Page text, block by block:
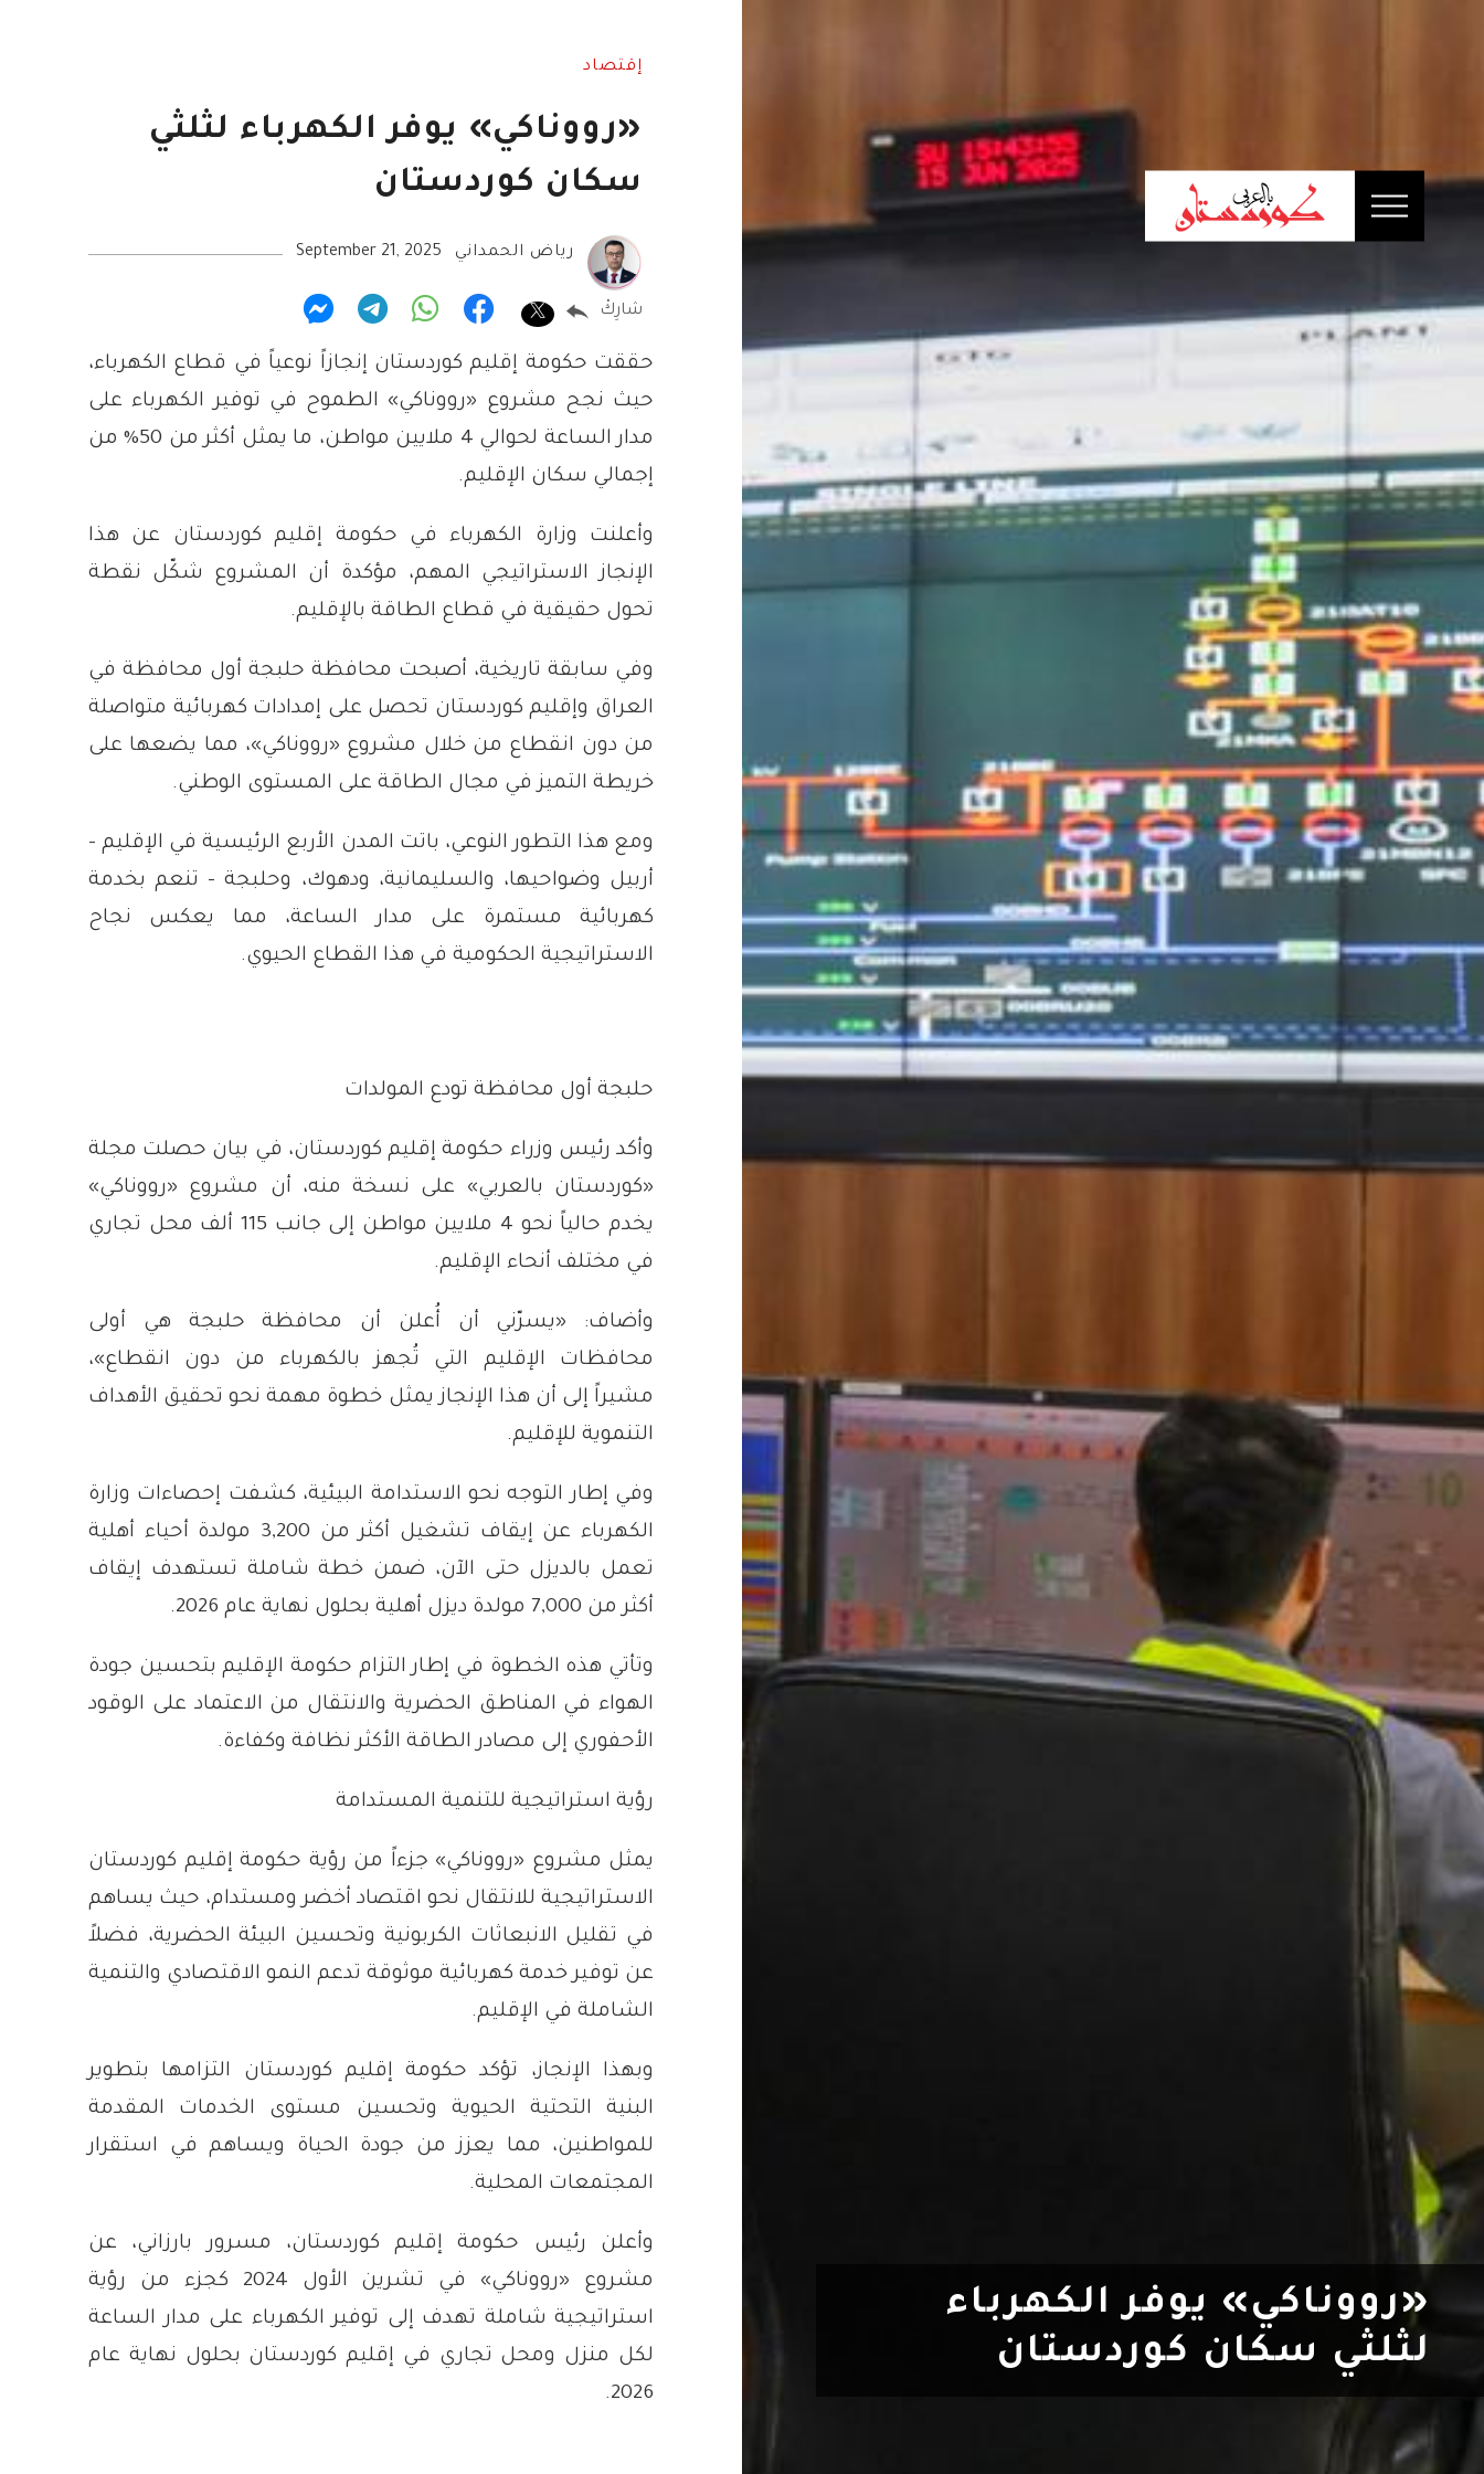
«رووناكي» يوفر الكهرباء
لثلثي سكان كوردستان
إقتصاد
«رووناكي» يوفر الكهرباء لثلثي
سكان كوردستان
رياض الحمداني September 21, 2025
شارِكْ
حققت حكومة إقليم كوردستان إنجازاً نوعياً في قطاع الكهرباء،
حيث نجح مشروع «رووناكي» الطموح في توفير الكهرباء على
مدار الساعة لحوالي 4 ملايين مواطن، ما يمثل أكثر من 50% من
إجمالي سكان الإقليم.
وأعلنت وزارة الكهرباء في حكومة إقليم كوردستان عن هذا
الإنجاز الاستراتيجي المهم، مؤكدة أن المشروع شكّل نقطة
تحول حقيقية في قطاع الطاقة بالإقليم.
وفي سابقة تاريخية، أصبحت محافظة حلبجة أول محافظة في
العراق وإقليم كوردستان تحصل على إمدادات كهربائية متواصلة
من دون انقطاع من خلال مشروع «رووناكي»، مما يضعها على
خريطة التميز في مجال الطاقة على المستوى الوطني.
ومع هذا التطور النوعي، باتت المدن الأربع الرئيسية في الإقليم -
أربيل وضواحيها، والسليمانية، ودهوك، وحلبجة - تنعم بخدمة
كهربائية مستمرة على مدار الساعة، مما يعكس نجاح
الاستراتيجية الحكومية في هذا القطاع الحيوي.
حلبجة أول محافظة تودع المولدات
وأكد رئيس وزراء حكومة إقليم كوردستان، في بيان حصلت مجلة
«كوردستان بالعربي» على نسخة منه، أن مشروع «رووناكي»
يخدم حالياً نحو 4 ملايين مواطن إلى جانب 115 ألف محل تجاري
في مختلف أنحاء الإقليم.
وأضاف: «يسرّني أن أُعلن أن محافظة حلبجة هي أولى
محافظات الإقليم التي تُجهز بالكهرباء من دون انقطاع»،
مشيراً إلى أن هذا الإنجاز يمثل خطوة مهمة نحو تحقيق الأهداف
التنموية للإقليم.
وفي إطار التوجه نحو الاستدامة البيئية، كشفت إحصاءات وزارة
الكهرباء عن إيقاف تشغيل أكثر من 3,200 مولدة أحياء أهلية
تعمل بالديزل حتى الآن، ضمن خطة شاملة تستهدف إيقاف
أكثر من 7,000 مولدة ديزل أهلية بحلول نهاية عام 2026.
وتأتي هذه الخطوة في إطار التزام حكومة الإقليم بتحسين جودة
الهواء في المناطق الحضرية والانتقال من الاعتماد على الوقود
الأحفوري إلى مصادر الطاقة الأكثر نظافة وكفاءة.
رؤية استراتيجية للتنمية المستدامة
يمثل مشروع «رووناكي» جزءاً من رؤية حكومة إقليم كوردستان
الاستراتيجية للانتقال نحو اقتصاد أخضر ومستدام، حيث يساهم
في تقليل الانبعاثات الكربونية وتحسين البيئة الحضرية، فضلاً
عن توفير خدمة كهربائية موثوقة تدعم النمو الاقتصادي والتنمية
الشاملة في الإقليم.
وبهذا الإنجاز، تؤكد حكومة إقليم كوردستان التزامها بتطوير
البنية التحتية الحيوية وتحسين مستوى الخدمات المقدمة
للمواطنين، مما يعزز من جودة الحياة ويساهم في استقرار
المجتمعات المحلية.
وأعلن رئيس حكومة إقليم كوردستان، مسرور بارزاني، عن
مشروع «رووناكي» في تشرين الأول 2024 كجزء من رؤية
استراتيجية شاملة تهدف إلى توفير الكهرباء على مدار الساعة
لكل منزل ومحل تجاري في إقليم كوردستان بحلول نهاية عام
2026.
الرئيسية
سياسة
ثقافة
أدب
وفنون
رأي
رياضة
من
نحن